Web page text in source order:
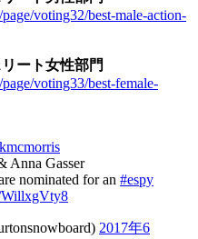
voting32/best-male-action-
ート女性部門
voting33/best-female-
Anna Gasser
nominated for an #espy
WillxgVty8
2017年6